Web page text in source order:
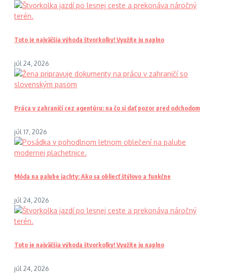
Toto je najväčšia výhoda štvorkolky! Využite ju naplno
júl 24, 2026
Práca v zahraničí cez agentúru: na čo si dať pozor pred odchodom
júl 17, 2026
Móda na palube jachty: Ako sa obliecť štýlovo a funkčne
júl 24, 2026
Toto je najväčšia výhoda štvorkolky! Využite ju naplno
júl 24, 2026